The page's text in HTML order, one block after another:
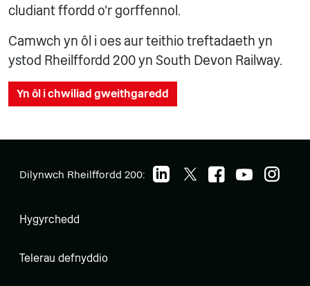
cludiant ffordd o'r gorffennol.
Camwch yn ôl i oes aur teithio treftadaeth yn
ystod Rheilffordd 200 yn South Devon Railway.
Yn ôl i chwiliad gweithgaredd
Dilynwch Rheilffordd 200:
Hygyrchedd
Telerau defnyddio